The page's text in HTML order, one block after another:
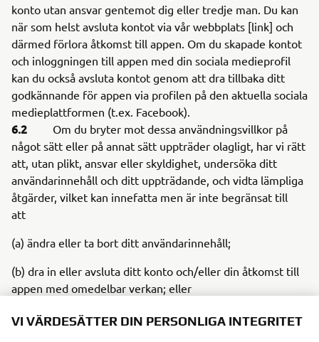
konto utan ansvar gentemot dig eller tredje man. Du kan
när som helst avsluta kontot via vår webbplats [link] och
därmed förlora åtkomst till appen. Om du skapade kontot
och inloggningen till appen med din sociala medieprofil
kan du också avsluta kontot genom att dra tillbaka ditt
godkännande för appen via profilen på den aktuella sociala
medieplattformen (t.ex. Facebook).
6.2
Om du bryter mot dessa användningsvillkor på
något sätt eller på annat sätt uppträder olagligt, har vi rätt
att, utan plikt, ansvar eller skyldighet, undersöka ditt
användarinnehåll och ditt uppträdande, och vidta lämpliga
åtgärder, vilket kan innefatta men är inte begränsat till
att
(a) ändra eller ta bort ditt användarinnehåll;
(b) dra in eller avsluta ditt konto och/eller din åtkomst till
appen med omedelbar verkan; eller
(c) erhålla ersättning för eventuella skador eller
VI VÄRDESÄTTER DIN PERSONLIGA INTEGRITET